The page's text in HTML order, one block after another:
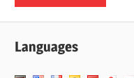
Languages